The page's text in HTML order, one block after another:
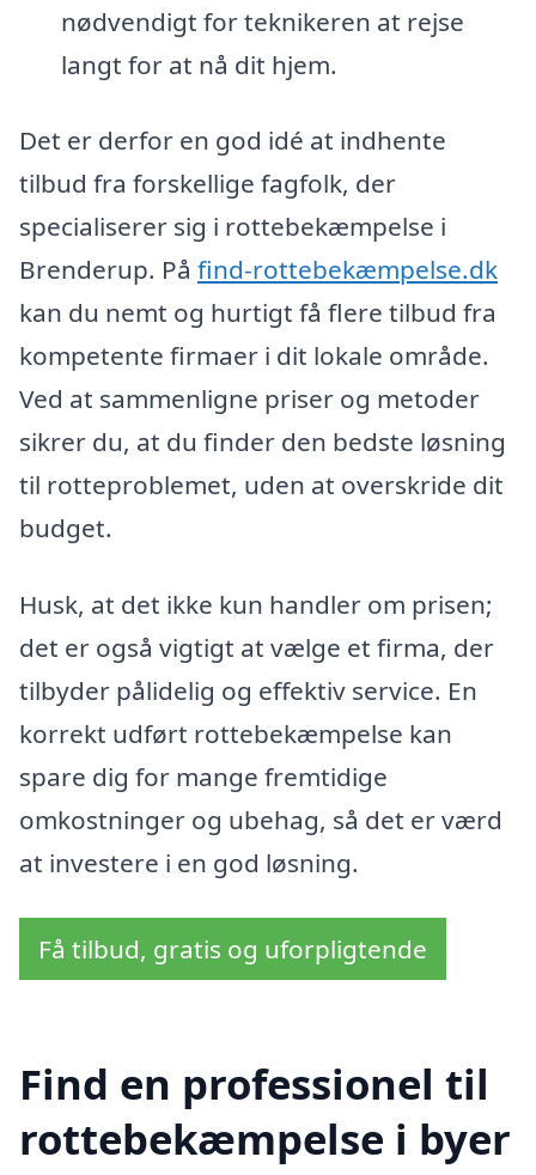
nødvendigt for teknikeren at rejse
langt for at nå dit hjem.
Det er derfor en god idé at indhente
tilbud fra forskellige fagfolk, der
specialiserer sig i rottebekæmpelse i
Brenderup. På find-rottebekæmpelse.dk
kan du nemt og hurtigt få flere tilbud fra
kompetente firmaer i dit lokale område.
Ved at sammenligne priser og metoder
sikrer du, at du finder den bedste løsning
til rotteproblemet, uden at overskride dit
budget.
Husk, at det ikke kun handler om prisen;
det er også vigtigt at vælge et firma, der
tilbyder pålidelig og effektiv service. En
korrekt udført rottebekæmpelse kan
spare dig for mange fremtidige
omkostninger og ubehag, så det er værd
at investere i en god løsning.
Få tilbud, gratis og uforpligtende
Find en professionel til
rottebekæmpelse i byer